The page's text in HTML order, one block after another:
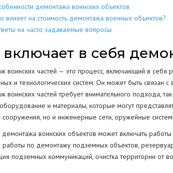
АНГАРОВ
ЖЕЛЕЗОБЕТОННЫХ
БЕТОННЫХ
КОЛОНН
ОПОР
ОГРАЖДЕНИЙ
РЕЗКА КОНСТРУКЦИЙ
СТЕН
ПОКРЫТИЯ
демонтажа воинских объектов
влияет на стоимость демонтажа военных объектов?
на часто задаваемые вопросы
включает в себя
воинских частей — это процесс, включающий в себя
и технологических систем. Он может быть связан
воинских частей требует внимательного подхода,
и материалы, которые могут
сооружения, но и инженерные сети, оружейные
воинских объектов может включать
по демонтажу подземных объектов,
подземных коммуникаций, очистка территории от